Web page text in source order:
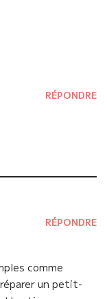
RÉPONDRE
RÉPONDRE
comme
un petit-